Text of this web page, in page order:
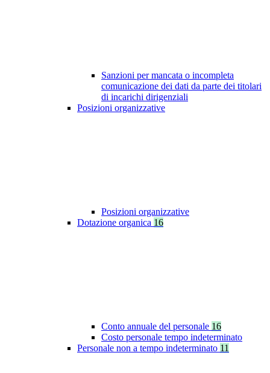
Sanzioni per mancata o incompleta
comunicazione dei dati da parte dei titolari
di incarichi dirigenziali
Posizioni organizzative
Posizioni organizzative
Dotazione organica 16
Conto annuale del personale 16
Costo personale tempo indeterminato
Personale non a tempo indeterminato 11